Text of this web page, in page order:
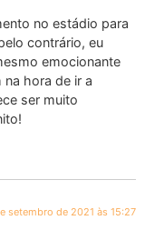
no estádio para
contrário, eu
emocionante
hora de ir a
ser muito
setembro de 2021 às 15:27